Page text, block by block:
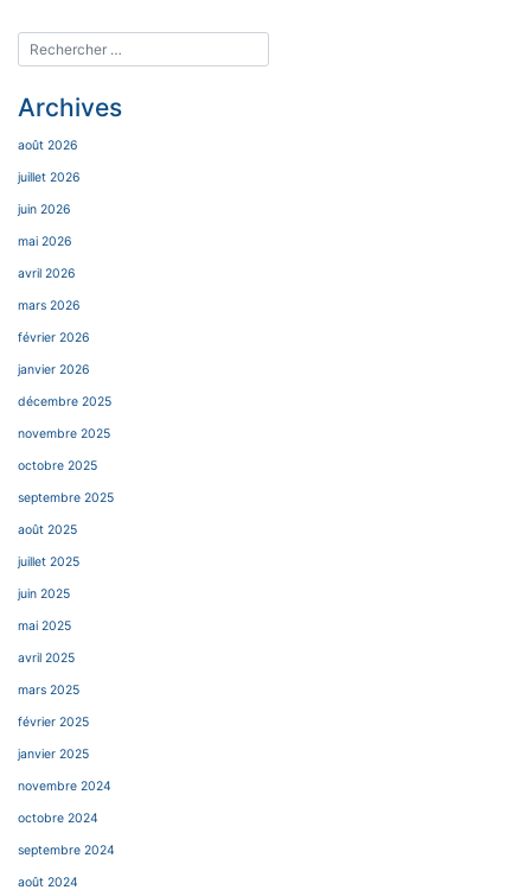
Archives
août 2026
juillet 2026
juin 2026
mai 2026
avril 2026
mars 2026
février 2026
janvier 2026
décembre 2025
novembre 2025
octobre 2025
septembre 2025
août 2025
juillet 2025
juin 2025
mai 2025
avril 2025
mars 2025
février 2025
janvier 2025
novembre 2024
octobre 2024
septembre 2024
août 2024